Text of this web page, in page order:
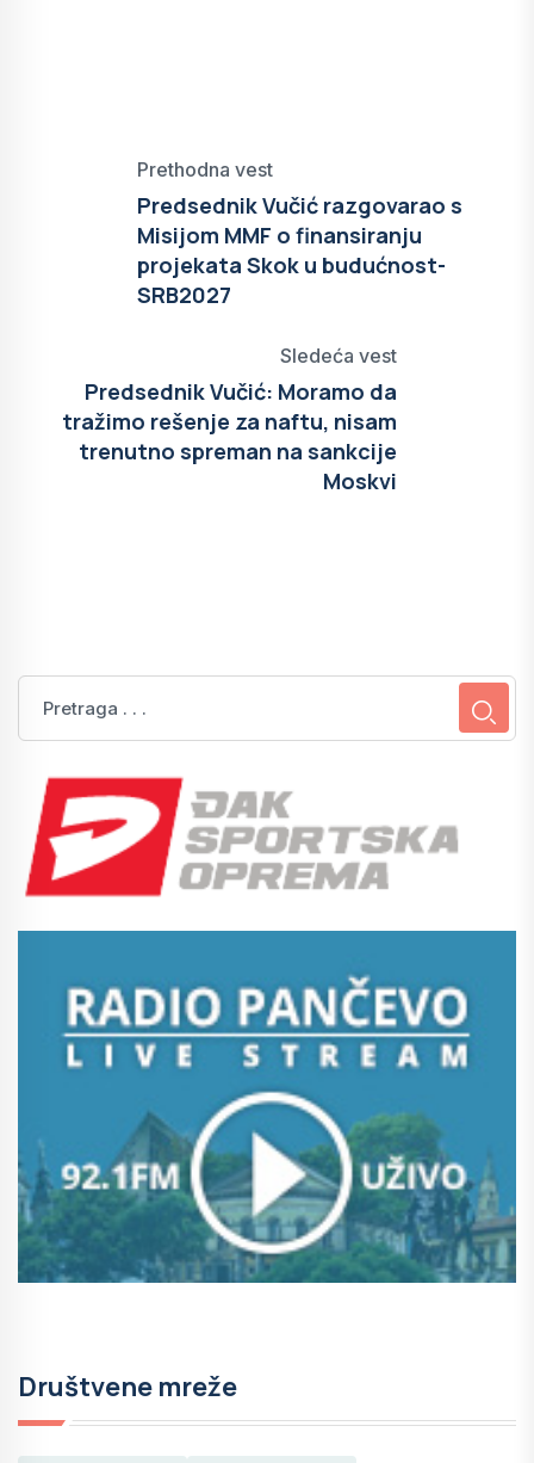
Prethodna vest
Predsednik Vučić razgovarao s
Misijom MMF o finansiranju
projekata Skok u budućnost-
SRB2027
Sledeća vest
Predsednik Vučić: Moramo da
tražimo rešenje za naftu, nisam
trenutno spreman na sankcije
Moskvi
Društvene mreže